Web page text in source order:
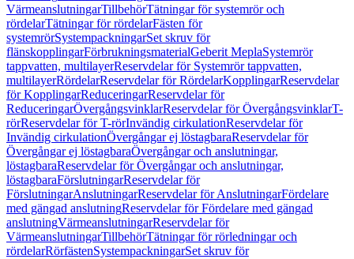
VärmeanslutningarTillbehörTätningar för systemrör och
rördelarTätningar för rördelarFästen för
systemrörSystempackningarSet skruv för
flänskopplingarFörbrukningsmaterialGeberit MeplaSystemrör
tappvatten, multilayerReservdelar för Systemrör tappvatten,
multilayerRördelarReservdelar för RördelarKopplingarReservdelar
för KopplingarReduceringarReservdelar för
ReduceringarÖvergångsvinklarReservdelar för ÖvergångsvinklarT-
rörReservdelar för T-rörInvändig cirkulationReservdelar för
Invändig cirkulationÖvergångar ej löstagbaraReservdelar för
Övergångar ej löstagbaraÖvergångar och anslutningar,
löstagbaraReservdelar för Övergångar och anslutningar,
löstagbaraFörslutningarReservdelar för
FörslutningarAnslutningarReservdelar för AnslutningarFördelare
med gängad anslutningReservdelar för Fördelare med gängad
anslutningVärmeanslutningarReservdelar för
VärmeanslutningarTillbehörTätningar för rörledningar och
rördelarRörfästenSystempackningarSet skruv för